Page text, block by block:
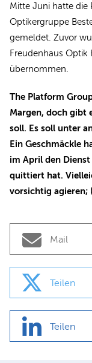
Mitte Juni hatte die
Optikergruppe
gemeldet. Zuvor
Freudenhaus Optik
übernommen.
The Platform
Margen, doch gibt
soll. Es soll unter
Ein Geschmäckle
im April den
quittiert hat.
vorsichtig agieren;
Mail
Teilen
Teilen